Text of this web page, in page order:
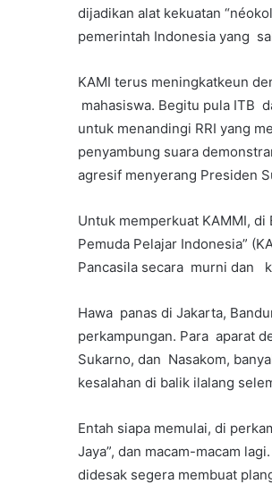
dijadikan alat kekuatan
pemerintah Indonesia yang
KAMI terus meningkatkeun
mahasiswa. Begitu pula ITB
untuk menandingi RRI yang
penyambung suara
agresif menyerang Presiden
Untuk memperkuat KAMMI, di
Pemuda Pelajar Indonesia”
Pancasila secara murni dan
Hawa panas di Jakarta,
perkampungan. Para aparat
Sukarno, dan Nasakom,
kesalahan di balik ilalang
Entah siapa memulai, di
Jaya”, dan macam-macam
didesak segera membuat